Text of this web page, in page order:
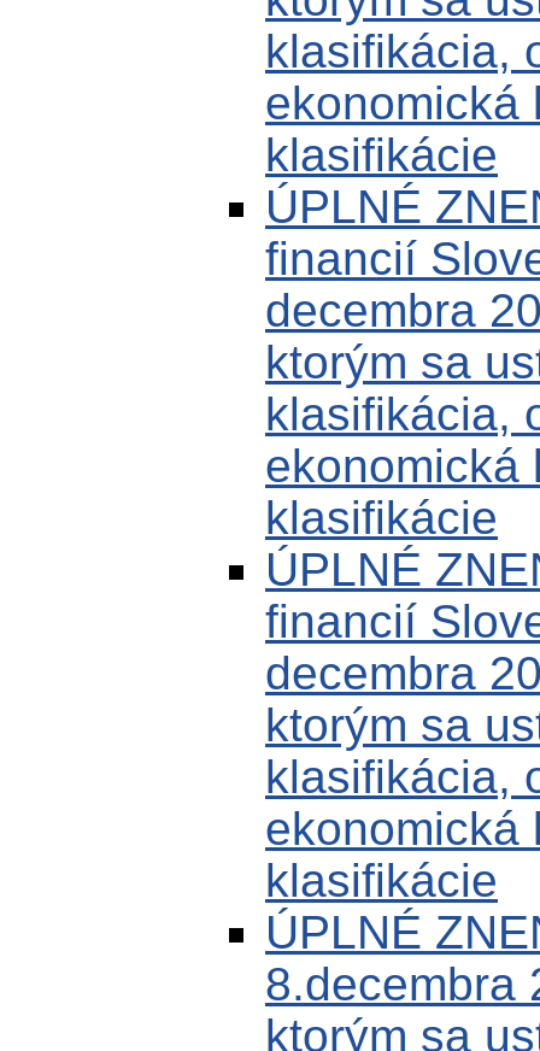
klasifikácia,
ekonomická
klasifikácie
ÚPLNÉ
financií
decembra
ktorým sa
klasifikácia,
ekonomická
klasifikácie
ÚPLNÉ
financií
decembra
ktorým sa
klasifikácia,
ekonomická
klasifikácie
ÚPLNÉ
8.decembra
ktorým sa